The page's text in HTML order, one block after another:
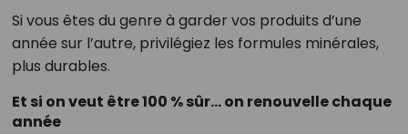
Si vous êtes du genre à garder vos produits d’une
année sur l’autre, privilégiez les formules minérales,
plus durables.
Et si on veut être 100 % sûr… on renouvelle chaque
année